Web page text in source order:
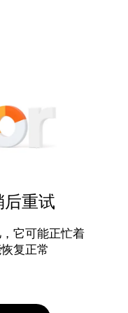
后重试
它可能正忙着
复正常